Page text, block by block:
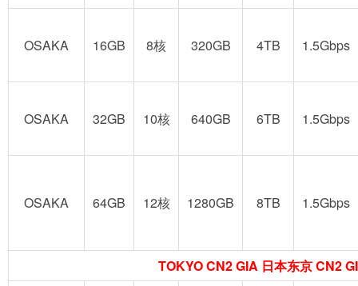
OSAKA 16GB 8核 320GB 4TB 1.5Gbps
OSAKA 32GB 10核 640GB 6TB 1.5Gbps
OSAKA 64GB 12核 1280GB 8TB 1.5Gbps
TOKYO CN2 GIA 日本东京 CN2